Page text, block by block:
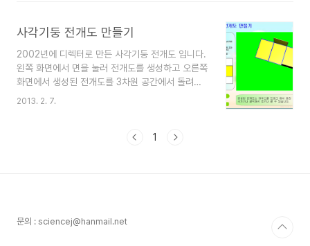
사각기둥 전개도 만들기
2002년에 디렉터로 만든 사각기둥 전개도 입니다.
왼쪽 화면에서 면을 눌러 전개도를 생성하고 오른쪽
화면에서 생성된 전개도를 3차원 공간에서 돌려가
며 접어 볼 수 있습니다. 제대로 전개도가 완성되지
2013. 2. 7.
1
문의 : sciencej@hanmail.net